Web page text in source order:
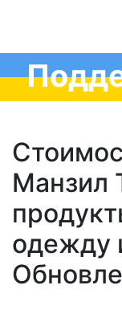
Манзил
одежду